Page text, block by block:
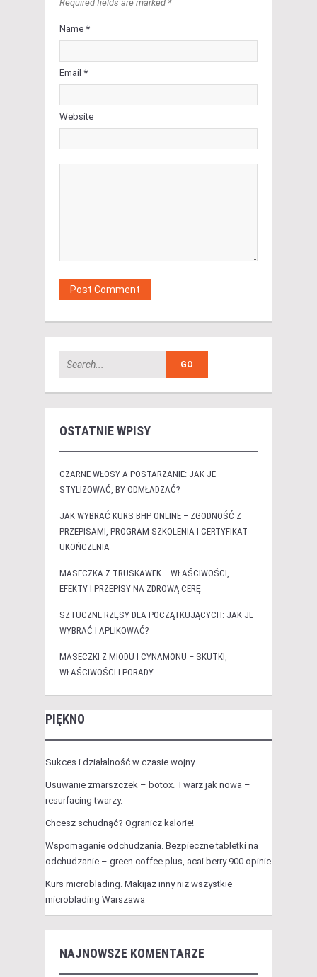
Required fields are marked *
Name *
Email *
Website
OSTATNIE WPISY
CZARNE WŁOSY A POSTARZANIE: JAK JE
STYLIZOWAĆ, BY ODMŁADZAĆ?
JAK WYBRAĆ KURS BHP ONLINE – ZGODNOŚĆ Z
PRZEPISAMI, PROGRAM SZKOLENIA I CERTYFIKAT
UKOŃCZENIA
MASECZKA Z TRUSKAWEK – WŁAŚCIWOŚCI,
EFEKTY I PRZEPISY NA ZDROWĄ CERĘ
SZTUCZNE RZĘSY DLA POCZĄTKUJĄCYCH: JAK JE
WYBRAĆ I APLIKOWAĆ?
MASECZKI Z MIODU I CYNAMONU – SKUTKI,
WŁAŚCIWOŚCI I PORADY
PIĘKNO
Sukces i działalność w czasie wojny
Usuwanie zmarszczek – botox. Twarz jak nowa –
resurfacing twarzy.
Chcesz schudnąć? Ogranicz kalorie!
Wspomaganie odchudzania. Bezpieczne tabletki na
odchudzanie – green coffee plus, acai berry 900 opinie
Kurs microblading. Makijaż inny niż wszystkie –
microblading Warszawa
NAJNOWSZE KOMENTARZE